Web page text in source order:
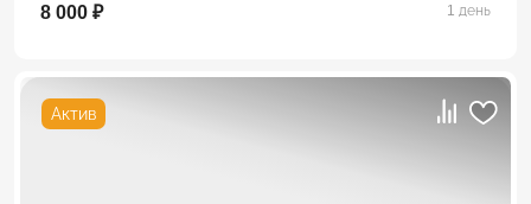
8 000 ₽ 1 день
Актив